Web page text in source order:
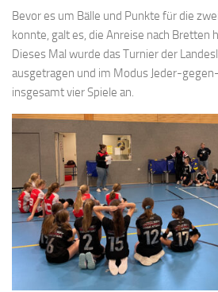
Bevor es um Bälle und Punkte für die
konnte, galt es, die Anreise nach Bretten
Dieses Mal wurde das Turnier der
ausgetragen und im Modus Jeder-
insgesamt vier Spiele an.